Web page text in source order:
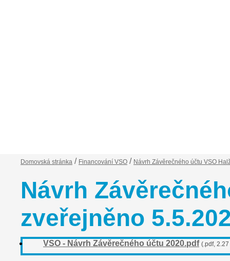
Domovská stránka / Financování VSO / Návrh Závěrečného účtu VSO
Návrh
zveřejněno
VSO - Návrh Závěrečného účtu 2020.pdf (.pdf, 2.27